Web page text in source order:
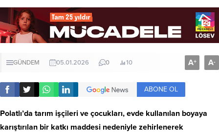
GÜNDEM 05.01.2026 0 10 A+ A-
ABONE OL
Polatlı’da tarım işçileri ve çocukları, evde kullanılan boyaya
karıştırılan bir katkı maddesi nedeniyle zehirlenerek